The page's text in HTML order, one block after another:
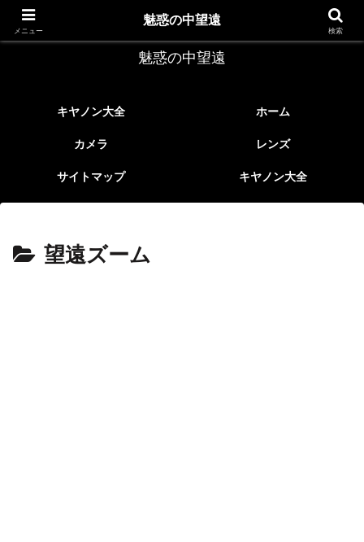
レトロなEFレンズ
魅惑の中望遠
キヤノン大全 ホーム
カメラ レンズ
サイトマップ キヤノン大全
望遠ズーム
メニュー
魅惑の中望遠
検索